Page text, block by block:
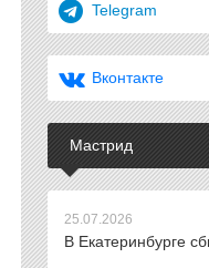
Telegram
Вконтакте
Мастрид
25.07.2026
В Екатеринбурге